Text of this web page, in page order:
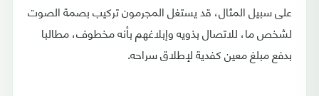
على سبيل المثال، قد يستغل المجرمون تركيب بصمة الصوت
لشخص ما، للاتصال بذويه وإبلاغهم بأنه مخطوف، مطالبا
بدفع مبلغ معين كفدية لإطلاق سراحه.